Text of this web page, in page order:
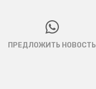
ПРЕДЛОЖИТЬ НОВОСТЬ